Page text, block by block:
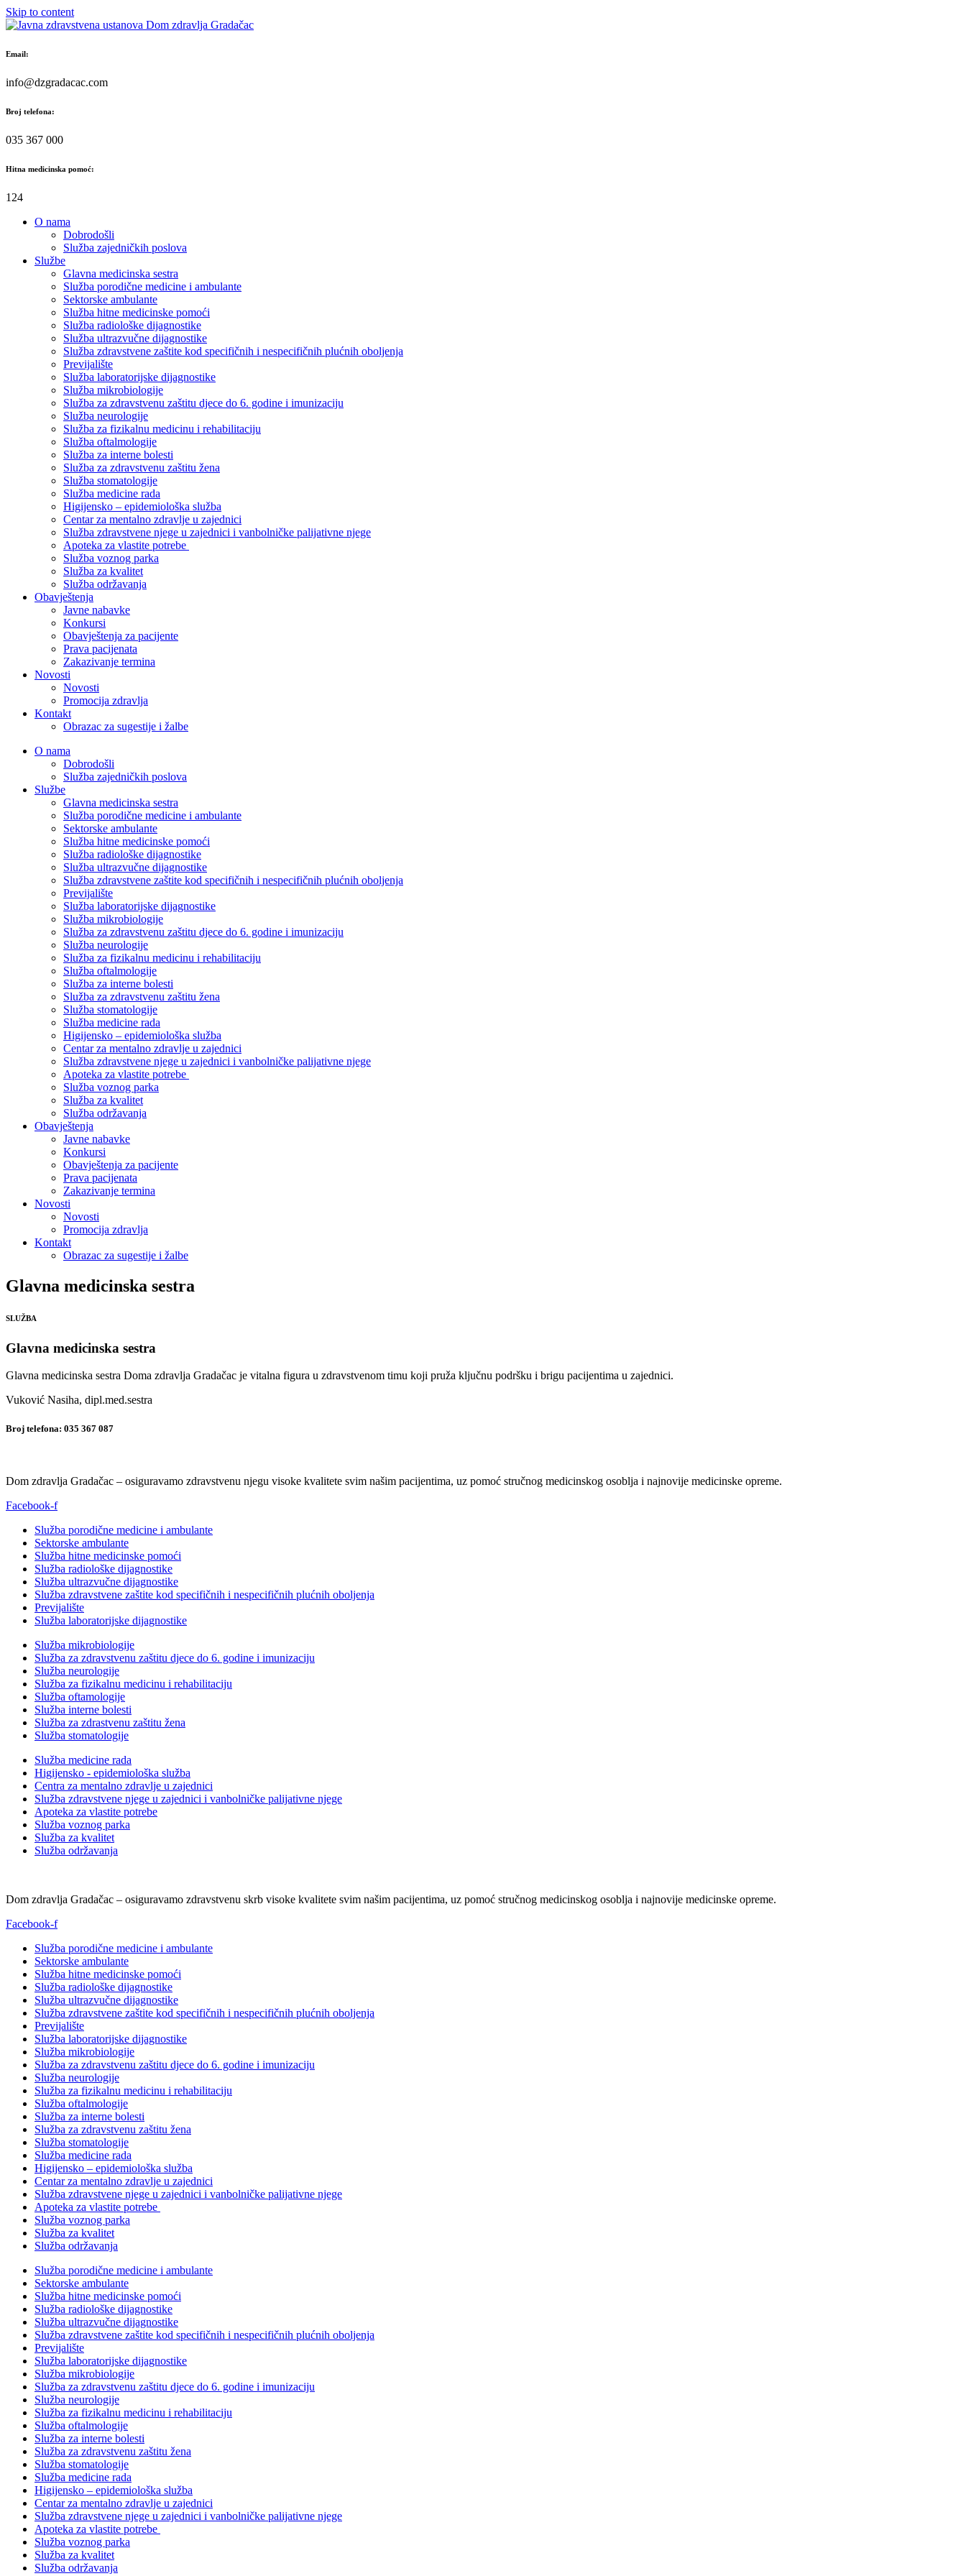
Skip to content
Email:
info@dzgradacac.com
Broj telefona:
035 367 000
Hitna medicinska pomoć:
124
O nama
Dobrodošli
Služba zajedničkih poslova
Službe
Glavna medicinska sestra
Služba porodične medicine i ambulante
Sektorske ambulante
Služba hitne medicinske pomoći
Služba radiološke dijagnostike
Služba ultrazvučne dijagnostike
Služba zdravstvene zaštite kod specifičnih i nespecifičnih plućnih oboljenja
Previjalište
Služba laboratorijske dijagnostike
Služba mikrobiologije
Služba za zdravstvenu zaštitu djece do 6. godine i imunizaciju
Služba neurologije
Služba za fizikalnu medicinu i rehabilitaciju
Služba oftalmologije
Služba za interne bolesti
Služba za zdravstvenu zaštitu žena
Služba stomatologije
Služba medicine rada
Higijensko – epidemiološka služba
Centar za mentalno zdravlje u zajednici
Služba zdravstvene njege u zajednici i vanbolničke palijativne njege
Apoteka za vlastite potrebe
Služba voznog parka
Služba za kvalitet
Služba održavanja
Obavještenja
Javne nabavke
Konkursi
Obavještenja za pacijente
Prava pacijenata
Zakazivanje termina
Novosti
Novosti
Promocija zdravlja
Kontakt
Obrazac za sugestije i žalbe
O nama
Dobrodošli
Služba zajedničkih poslova
Službe
Glavna medicinska sestra
Služba porodične medicine i ambulante
Sektorske ambulante
Služba hitne medicinske pomoći
Služba radiološke dijagnostike
Služba ultrazvučne dijagnostike
Služba zdravstvene zaštite kod specifičnih i nespecifičnih plućnih oboljenja
Previjalište
Služba laboratorijske dijagnostike
Služba mikrobiologije
Služba za zdravstvenu zaštitu djece do 6. godine i imunizaciju
Služba neurologije
Služba za fizikalnu medicinu i rehabilitaciju
Služba oftalmologije
Služba za interne bolesti
Služba za zdravstvenu zaštitu žena
Služba stomatologije
Služba medicine rada
Higijensko – epidemiološka služba
Centar za mentalno zdravlje u zajednici
Služba zdravstvene njege u zajednici i vanbolničke palijativne njege
Apoteka za vlastite potrebe
Služba voznog parka
Služba za kvalitet
Služba održavanja
Obavještenja
Javne nabavke
Konkursi
Obavještenja za pacijente
Prava pacijenata
Zakazivanje termina
Novosti
Novosti
Promocija zdravlja
Kontakt
Obrazac za sugestije i žalbe
Glavna medicinska sestra
SLUŽBA
Glavna medicinska sestra
Glavna medicinska sestra Doma zdravlja Gradačac je vitalna figura u zdravstvenom timu koji pruža ključnu podršku i brigu pacijentima u zajednici.
Vuković Nasiha, dipl.med.sestra
Broj telefona: 035 367 087
Dom zdravlja Gradačac – osiguravamo zdravstvenu njegu visoke kvalitete svim našim pacijentima, uz pomoć stručnog medicinskog osoblja i najnovije medicinske opreme.
Facebook-f
Služba porodične medicine i ambulante
Sektorske ambulante
Služba hitne medicinske pomoći
Služba radiološke dijagnostike
Služba ultrazvučne dijagnostike
Služba zdravstvene zaštite kod specifičnih i nespecifičnih plućnih oboljenja
Previjalište
Služba laboratorijske dijagnostike
Služba mikrobiologije
Služba za zdravstvenu zaštitu djece do 6. godine i imunizaciju
Služba neurologije
Služba za fizikalnu medicinu i rehabilitaciju
Služba oftamologije
Služba interne bolesti
Služba za zdrastvenu zaštitu žena
Služba stomatologije
Služba medicine rada
Higijensko - epidemiološka služba
Centra za mentalno zdravlje u zajednici
Služba zdravstvene njege u zajednici i vanbolničke palijativne njege
Apoteka za vlastite potrebe
Služba voznog parka
Služba za kvalitet
Služba održavanja
Dom zdravlja Gradačac – osiguravamo zdravstvenu skrb visoke kvalitete svim našim pacijentima, uz pomoć stručnog medicinskog osoblja i najnovije medicinske opreme.
Facebook-f
Služba porodične medicine i ambulante
Sektorske ambulante
Služba hitne medicinske pomoći
Služba radiološke dijagnostike
Služba ultrazvučne dijagnostike
Služba zdravstvene zaštite kod specifičnih i nespecifičnih plućnih oboljenja
Previjalište
Služba laboratorijske dijagnostike
Služba mikrobiologije
Služba za zdravstvenu zaštitu djece do 6. godine i imunizaciju
Služba neurologije
Služba za fizikalnu medicinu i rehabilitaciju
Služba oftalmologije
Služba za interne bolesti
Služba za zdravstvenu zaštitu žena
Služba stomatologije
Služba medicine rada
Higijensko – epidemiološka služba
Centar za mentalno zdravlje u zajednici
Služba zdravstvene njege u zajednici i vanbolničke palijativne njege
Apoteka za vlastite potrebe
Služba voznog parka
Služba za kvalitet
Služba održavanja
Služba porodične medicine i ambulante
Sektorske ambulante
Služba hitne medicinske pomoći
Služba radiološke dijagnostike
Služba ultrazvučne dijagnostike
Služba zdravstvene zaštite kod specifičnih i nespecifičnih plućnih oboljenja
Previjalište
Služba laboratorijske dijagnostike
Služba mikrobiologije
Služba za zdravstvenu zaštitu djece do 6. godine i imunizaciju
Služba neurologije
Služba za fizikalnu medicinu i rehabilitaciju
Služba oftalmologije
Služba za interne bolesti
Služba za zdravstvenu zaštitu žena
Služba stomatologije
Služba medicine rada
Higijensko – epidemiološka služba
Centar za mentalno zdravlje u zajednici
Služba zdravstvene njege u zajednici i vanbolničke palijativne njege
Apoteka za vlastite potrebe
Služba voznog parka
Služba za kvalitet
Služba održavanja